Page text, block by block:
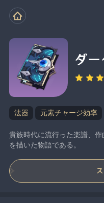
ダ
法器 元素チャージ効率
貴族時代に流行った楽譜、
を描いた物語である。